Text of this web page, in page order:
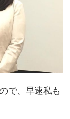
で、早速私も